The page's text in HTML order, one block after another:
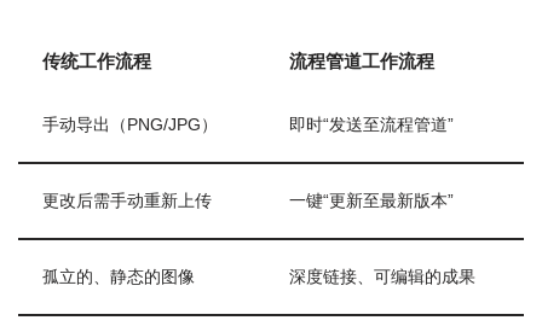
传统工作流程 流程管道工作流程
手动导出（PNG/JPG） 即时“发送至流程管道”
更改后需手动重新上传 一键“更新至最新版本”
孤立的、静态的图像 深度链接、可编辑的成果